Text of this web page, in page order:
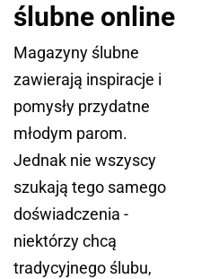
ślubne online
Magazyny ślubne
zawierają inspiracje i
pomysły przydatne
młodym parom.
Jednak nie wszyscy
szukają tego samego
doświadczenia -
niektórzy chcą
tradycyjnego ślubu,